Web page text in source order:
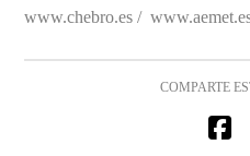
www.chebro.es /
COMPARTE